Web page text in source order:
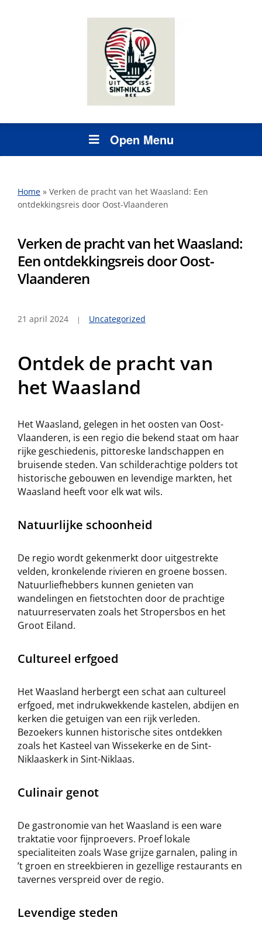
Open Menu
Home » Verken de pracht van het Waasland: Een
ontdekkingsreis door Oost-Vlaanderen
Verken de pracht van het Waasland:
Een ontdekkingsreis door Oost-
Vlaanderen
21 april 2024 Uncategorized
Ontdek de pracht van
het Waasland
Het Waasland, gelegen in het oosten van Oost-
Vlaanderen, is een regio die bekend staat om haar
rijke geschiedenis, pittoreske landschappen en
bruisende steden. Van schilderachtige polders tot
historische gebouwen en levendige markten, het
Waasland heeft voor elk wat wils.
Natuurlijke schoonheid
De regio wordt gekenmerkt door uitgestrekte
velden, kronkelende rivieren en groene bossen.
Natuurliefhebbers kunnen genieten van
wandelingen en fietstochten door de prachtige
natuurreservaten zoals het Stropersbos en het
Groot Eiland.
Cultureel erfgoed
Het Waasland herbergt een schat aan cultureel
erfgoed, met indrukwekkende kastelen, abdijen en
kerken die getuigen van een rijk verleden.
Bezoekers kunnen historische sites ontdekken
zoals het Kasteel van Wissekerke en de Sint-
Niklaaskerk in Sint-Niklaas.
Culinair genot
De gastronomie van het Waasland is een ware
traktatie voor fijnproevers. Proef lokale
specialiteiten zoals Wase grijze garnalen, paling in
’t groen en streekbieren in gezellige restaurants en
tavernes verspreid over de regio.
Levendige steden